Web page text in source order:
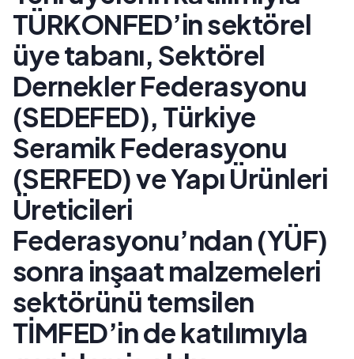
TÜRKONFED’in sektörel
üye tabanı, Sektörel
Dernekler Federasyonu
(SEDEFED), Türkiye
Seramik Federasyonu
(SERFED) ve Yapı Ürünleri
Üreticileri
Federasyonu’ndan (YÜF)
sonra inşaat malzemeleri
sektörünü temsilen
TİMFED’in de katılımıyla